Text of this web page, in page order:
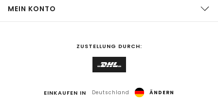
MEIN KONTO
ZUSTELLUNG DURCH:
EINKAUFEN IN Deutschland ÄNDERN